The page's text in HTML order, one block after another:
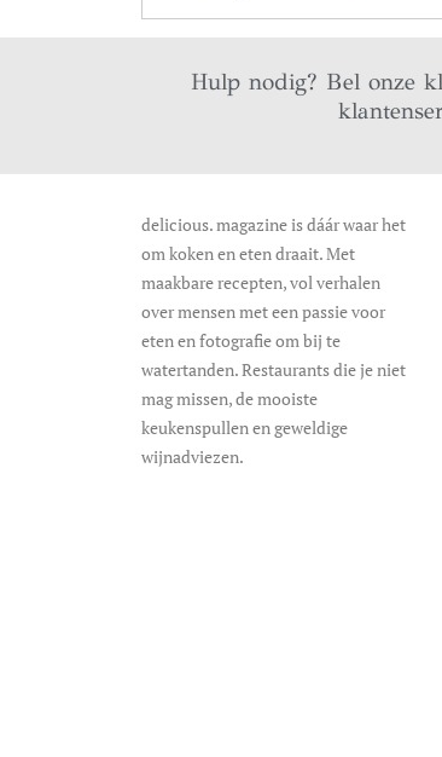
Hulp nodig? Bel onze
delicious. magazine is dáár waar het
om koken en eten draait. Met
maakbare recepten, vol verhalen
over mensen met een passie voor
eten en fotografie om bij te
watertanden. Restaurants die je niet
mag missen, de mooiste
keukenspullen en geweldige
wijnadviezen.